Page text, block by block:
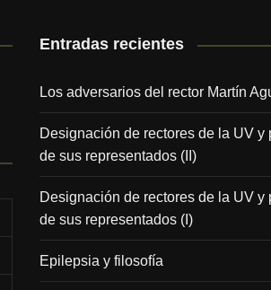
Entradas recientes
Los adversarios del rector Martín
Designación de rectores de la UV y
de sus representados (II)
Designación de rectores de la UV y
de sus representados (I)
Epilepsia y filosofía